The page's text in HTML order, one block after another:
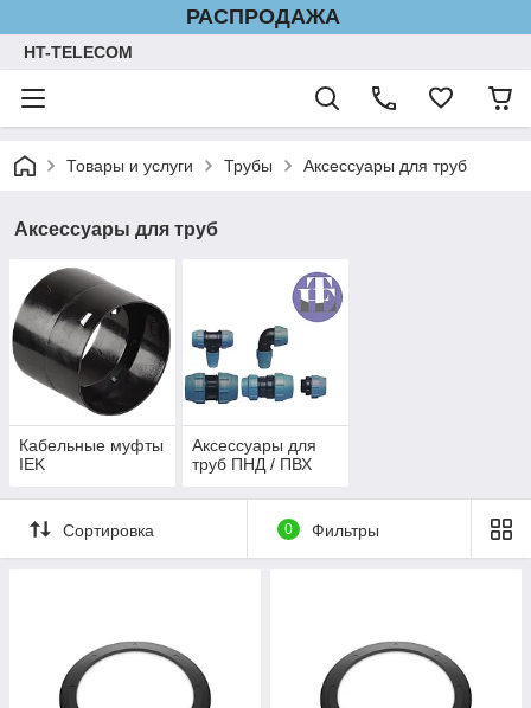
РАСПРОДАЖА
HT-TELECOM
Товары и услуги Трубы Аксессуары для труб
Аксессуары для труб
Кабельные муфты
IEK
Аксессуары для
труб ПНД / ПВХ
Сортировка 0 Фильтры